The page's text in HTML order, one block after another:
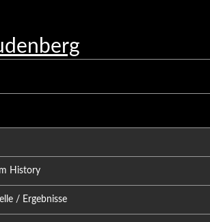
History
/ Ergebnisse